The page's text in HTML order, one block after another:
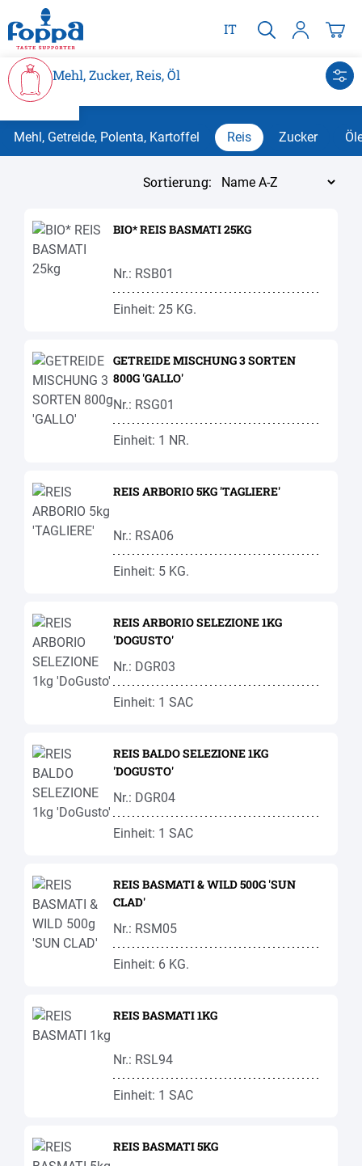
springen
IT
Mehl, Zucker, Reis, Öl
Mehl, Getreide, Polenta, Kartoffel Reis Zucker
Sortierung:
BIO* REIS BASMATI 25KG
Nr.: RSB01
Einheit: 25 KG.
GETREIDE MISCHUNG 3 SORTEN
800G 'GALLO'
Nr.: RSG01
Einheit: 1 NR.
REIS ARBORIO 5KG 'TAGLIERE'
Nr.: RSA06
Einheit: 5 KG.
REIS ARBORIO SELEZIONE 1KG
'DOGUSTO'
Nr.: DGR03
Einheit: 1 SAC
REIS BALDO SELEZIONE 1KG
'DOGUSTO'
Nr.: DGR04
Einheit: 1 SAC
REIS BASMATI & WILD 500G 'SUN
CLAD'
Nr.: RSM05
Einheit: 6 KG.
REIS BASMATI 1KG
Nr.: RSL94
Einheit: 1 SAC
REIS BASMATI 5KG